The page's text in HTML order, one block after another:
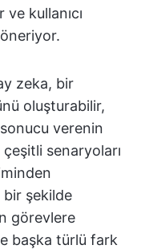
kullanıcı
zeka, bir
oluşturabilir,
verenin
senaryoları
bir şekilde
görevlere
başka türlü fark